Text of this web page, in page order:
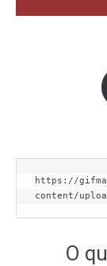
https://
content/
O